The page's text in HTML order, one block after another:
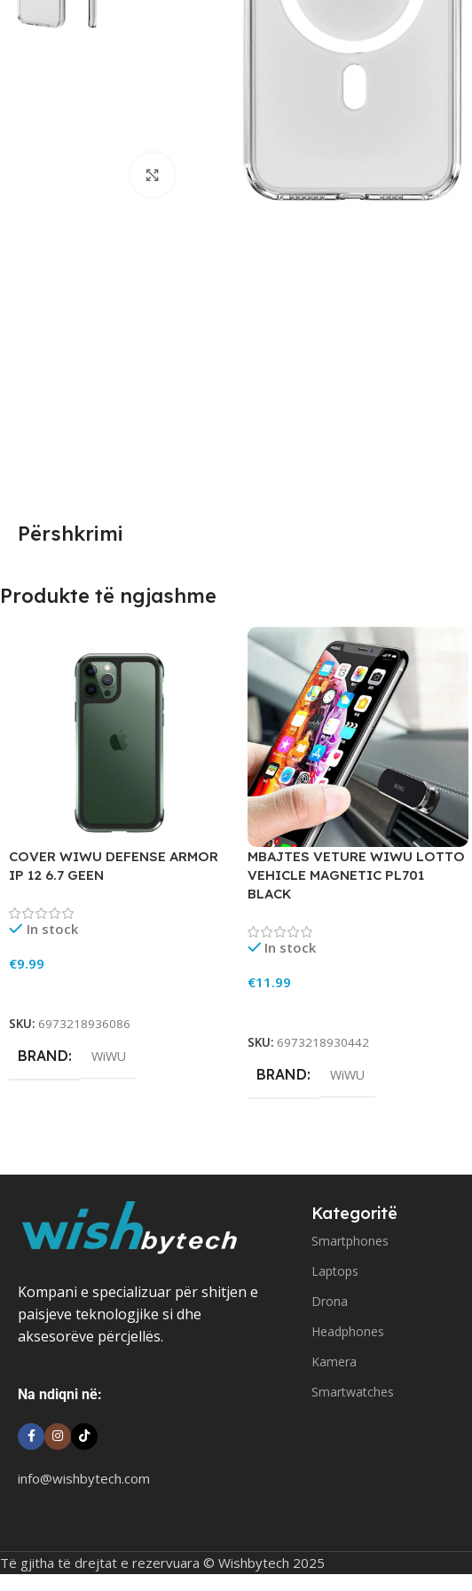
Click to enlarge
Përshkrimi
Produkte të ngjashme
COVER WIWU DEFENSE ARMOR
IP 12 6.7 GEEN
In stock
€9.99
SKU: 6973218936086
BRAND WiWU
MBAJTES VETURE WIWU LOTTO
VEHICLE MAGNETIC PL701
BLACK
In stock
€11.99
SKU: 6973218930442
BRAND WiWU
Kompani e specializuar për shitjen e
paisjeve teknologjike si dhe
aksesorëve përcjellës.
Na ndiqni në:
info@wishbytech.com
Kategoritë
Smartphones
Laptops
Drona
Headphones
Kamera
Smartwatches
Të gjitha të drejtat e rezervuara © Wishbytech 2025